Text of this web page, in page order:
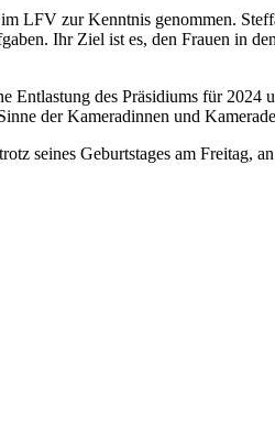
LFV zur Kenntnis genommen.
Ihr Ziel ist es, den Frauen in
des Präsidiums für
der Kameradinnen und
seines Geburtstages am Freitag,